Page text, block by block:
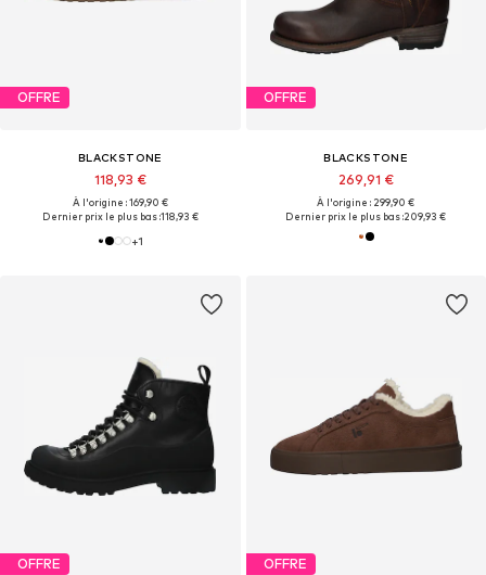
OFFRE
BLACKSTONE
118,93 €
À l'origine : 169,90 €
Dernier prix le plus bas :118,93 €
+1
OFFRE
BLACKSTONE
269,91 €
À l'origine : 299,90 €
Dernier prix le plus bas :209,93 €
OFFRE OFFRE